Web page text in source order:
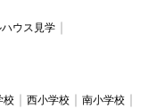
ウス見学
校 西小学校
南小学校